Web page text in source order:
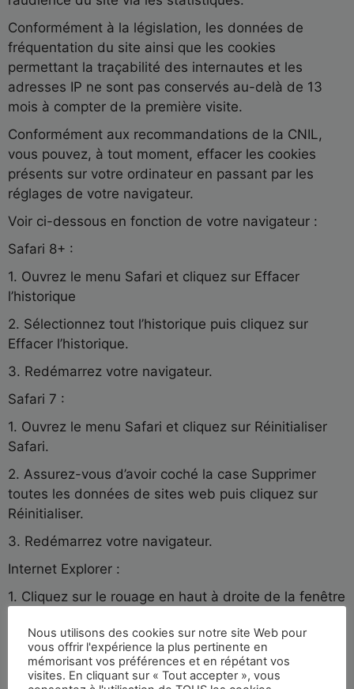
Conformément à la législation, les données de
fréquentation du site ainsi que les cookies
permettant la traçabilité des internautes et les
adresses IP ne sont pas conservés au-delà de 13
mois à compter de la première visite.
Conformément aux recommandations de la CNIL,
vous pouvez, à tout moment, effacer les cookies
présents sur votre ordinateur en passant par les
réglages de votre navigateur.
Voir ci-dessous en fonction de votre navigateur :
Safari 8+ :
1. Ouvrez le menu Safari et cliquez sur Effacer
l’historique
2. Sélectionnez tout l’historique puis cliquez sur
Effacer l’historique.
3. Redémarrez votre navigateur.
Safari 7 :
1. Ouvrez le menu Safari et cliquez sur Réinitialiser
Safari.
2. Assurez-vous d’avoir coché la case Supprimer
toutes les données de sites web puis cliquez sur
Réinitialiser.
3. Redémarrez votre navigateur.
Internet Explorer :
1. Cliquez sur le rouage en haut à droite de la fenêtre
sélectionnez Supprimer l’historique de navigation.
2. Décochez Conserver les données des sites Web
favoris en haut du menu.
Nous utilisons des cookies sur notre site Web pour
vous offrir l'expérience la plus pertinente en
mémorisant vos préférences et en répétant vos
visites. En cliquant sur « Tout accepter », vous